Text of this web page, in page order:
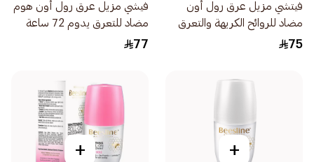
فيتشي مزيل عرق رول أون
مضاد للروائح الكريهة والتعرق
حماية 48 ساعة 50مل
75
فيشي مزيل عرق رول أون هوم
مضاد للتعرق يدوم 72 ساعة
للرجال 50مل
77
+
+